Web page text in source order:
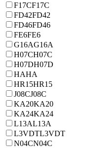
F17CF17C
FD42FD42
FD46FD46
FE6FE6
G16AG16A
H07CH07C
H07DH07D
HAHA
HR15HR15
J08CJ08C
KA20KA20
KA24KA24
L13AL13A
L3VDTL3VDT
N04CN04C